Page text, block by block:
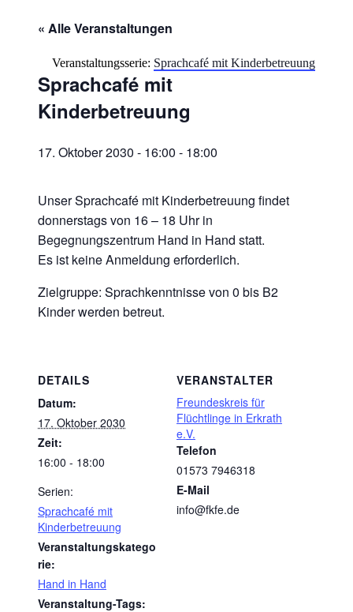
« Alle Veranstaltungen
Veranstaltungsserie: Sprachcafé mit Kinderbetreuung
Sprachcafé mit
Kinderbetreuung
17. Oktober 2030 - 16:00 - 18:00
Unser Sprachcafé mit Kinderbetreuung findet
donnerstags von 16 – 18 Uhr in
Begegnungszentrum Hand in Hand statt.
Es ist keine Anmeldung erforderlich.
Zielgruppe: Sprachkenntnisse von 0 bis B2
Kinder werden betreut.
DETAILS
Datum:
17. Oktober 2030
Zeit:
16:00 - 18:00
Serien:
Sprachcafé mit
Kinderbetreuung
Veranstaltungskatego
rie:
Hand in Hand
Veranstaltung-Tags:
VERANSTALTER
Freundeskreis für
Flüchtlinge in Erkrath
e.V.
Telefon
01573 7946318
E-Mail
info@fkfe.de